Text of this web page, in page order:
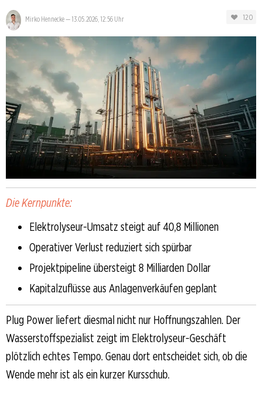
Mirko Hennecke— 13.05.2026, 12:56 Uhr 120
Die Kernpunkte:
Elektrolyseur-Umsatz steigt auf 40,8 Millionen
Operativer Verlust reduziert sich spürbar
Projektpipeline übersteigt 8 Milliarden Dollar
Kapitalzuflüsse aus Anlagenverkäufen geplant
Plug Power liefert diesmal nicht nur Hoffnungszahlen. Der
Wasserstoffspezialist zeigt im Elektrolyseur-Geschäft
plötzlich echtes Tempo. Genau dort entscheidet sich, ob die
Wende mehr ist als ein kurzer Kursschub.